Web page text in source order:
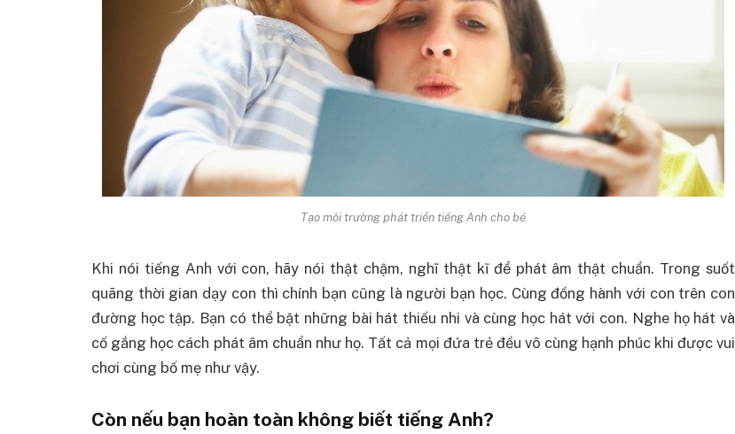
Tạo môi trường phát triển tiếng Anh cho bé
Khi nói tiếng Anh với con, hãy nói thật chậm, nghĩ thật kĩ để phát âm thật chuẩn. Trong suốt
quãng thời gian dạy con thì chính bạn cũng là người bạn học. Cùng đồng hành với con trên con
đường học tập. Bạn có thể bật những bài hát thiếu nhi và cùng học hát với con. Nghe họ hát và
cố gắng học cách phát âm chuẩn như họ. Tất cả mọi đứa trẻ đều vô cùng hạnh phúc khi được vui
chơi cùng bố mẹ như vậy.
Còn nếu bạn hoàn toàn không biết tiếng Anh?